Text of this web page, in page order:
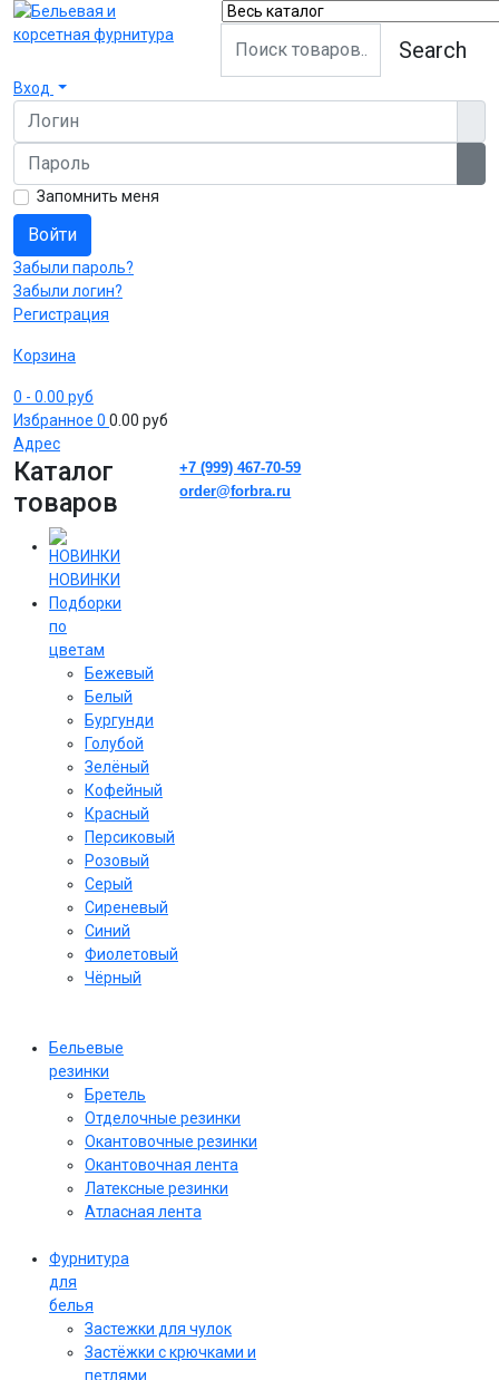
Search
Вход
Логин
Пароль
Запомнить меня
Войти
Забыли пароль?
Забыли логин?
Регистрация
Корзина
0 - 0.00 руб
Избранное 0 0.00 руб
Адрес
Каталог
товаров
НОВИНКИ
Подборки
по
цветам
Бежевый
Белый
Бургунди
Голубой
Зелёный
Кофейный
Красный
Персиковый
Розовый
Серый
Сиреневый
Cиний
Фиолетовый
Чёрный
Бельевые
резинки
Бретель
Отделочные резинки
Окантовочные резинки
Окантовочная лента
Латексные резинки
Атласная лента
Фурнитура
для
белья
Застежки для чулок
Застёжки с крючками и
петлями
+7 (999) 467-70-59
order@forbra.ru